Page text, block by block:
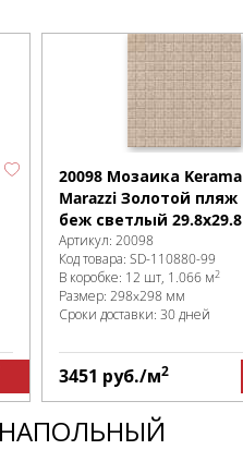
20098 Мозаика Kerama
Marazzi Золотой пляж
беж светлый 29.8х29.8
Артикул: 20098
Код товара: SD-110880-99
В коробке: 12 шт, 1.066 м2
Размер: 298x298 мм
Сроки доставки: 30 дней
3451 руб./м2